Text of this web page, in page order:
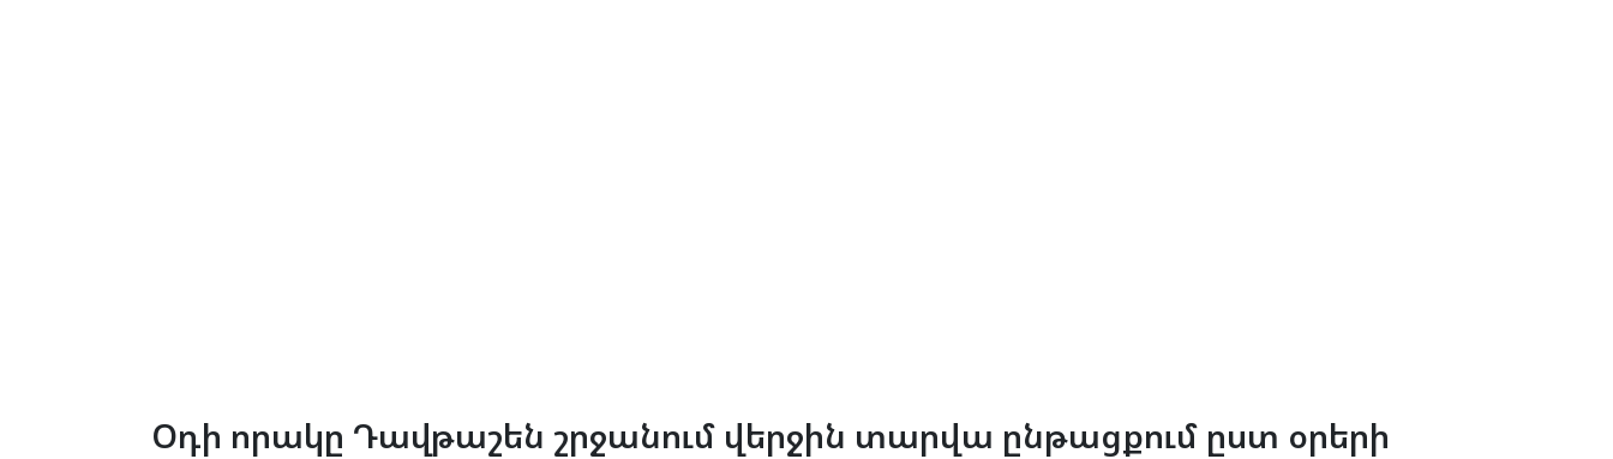
Օդի որակը Դավթաշեն շրջանում վերջին տարվա ընթացքում ըստ օրերի